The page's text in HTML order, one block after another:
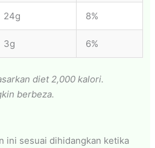
24g 8%
3g 6%
diet 2,000 kalori.
berbeza.
ini sesuai dihidangkan ketika